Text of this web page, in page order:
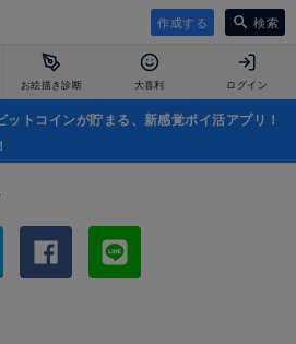
作成する 検索
お絵描き診断 大喜利 ログイン
トコインが貯まる、新感覚ポイ活アプリ！
！